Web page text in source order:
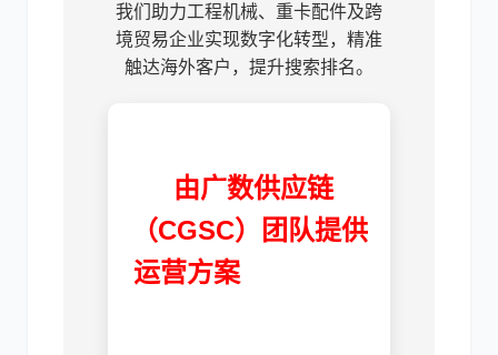
我们助力工程机械、重卡配件及跨
境贸易企业实现数字化转型，精准
触达海外客户，提升搜索排名。
由广数供应链
（CGSC）团队提供
运营方案